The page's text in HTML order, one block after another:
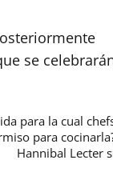
se
para la cual
para
Hannibal Lecter